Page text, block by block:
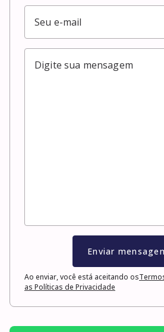
Enviar
Ao enviar, você está aceitando os
as Políticas de Privacidade